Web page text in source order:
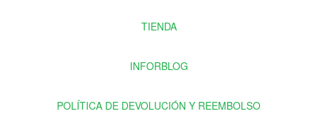
TIENDA
INFORBLOG
POLÍTICA DE DEVOLUCIÓN Y REEMBOLSO